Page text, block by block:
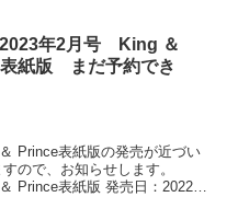
年2月号 King ＆
紙版 まだ予約でき
Prince表紙版の発売が近づい
ので、お知らせします。
Prince表紙版 発売日：2022